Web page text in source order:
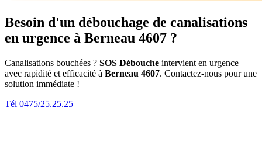
Besoin d'un débouchage de canalisations
en urgence à Berneau 4607 ?
Canalisations bouchées ? SOS Débouche intervient en urgence
avec rapidité et efficacité à Berneau 4607. Contactez-nous pour une
solution immédiate !
Tél 0475/25.25.25